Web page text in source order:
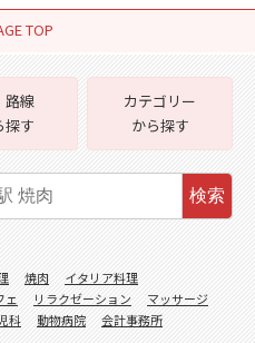
TOP
路線
探す
カテゴリー
から探す
検索
焼肉
イタリア料理
ェ リラクゼーション
マッサージ
科 動物病院
会計事務所